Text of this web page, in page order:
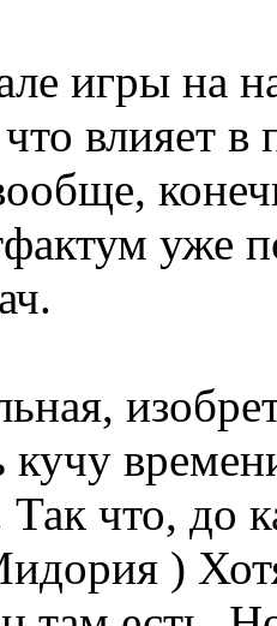
игры на
влияет в
уже
кучу
Так что, до
)